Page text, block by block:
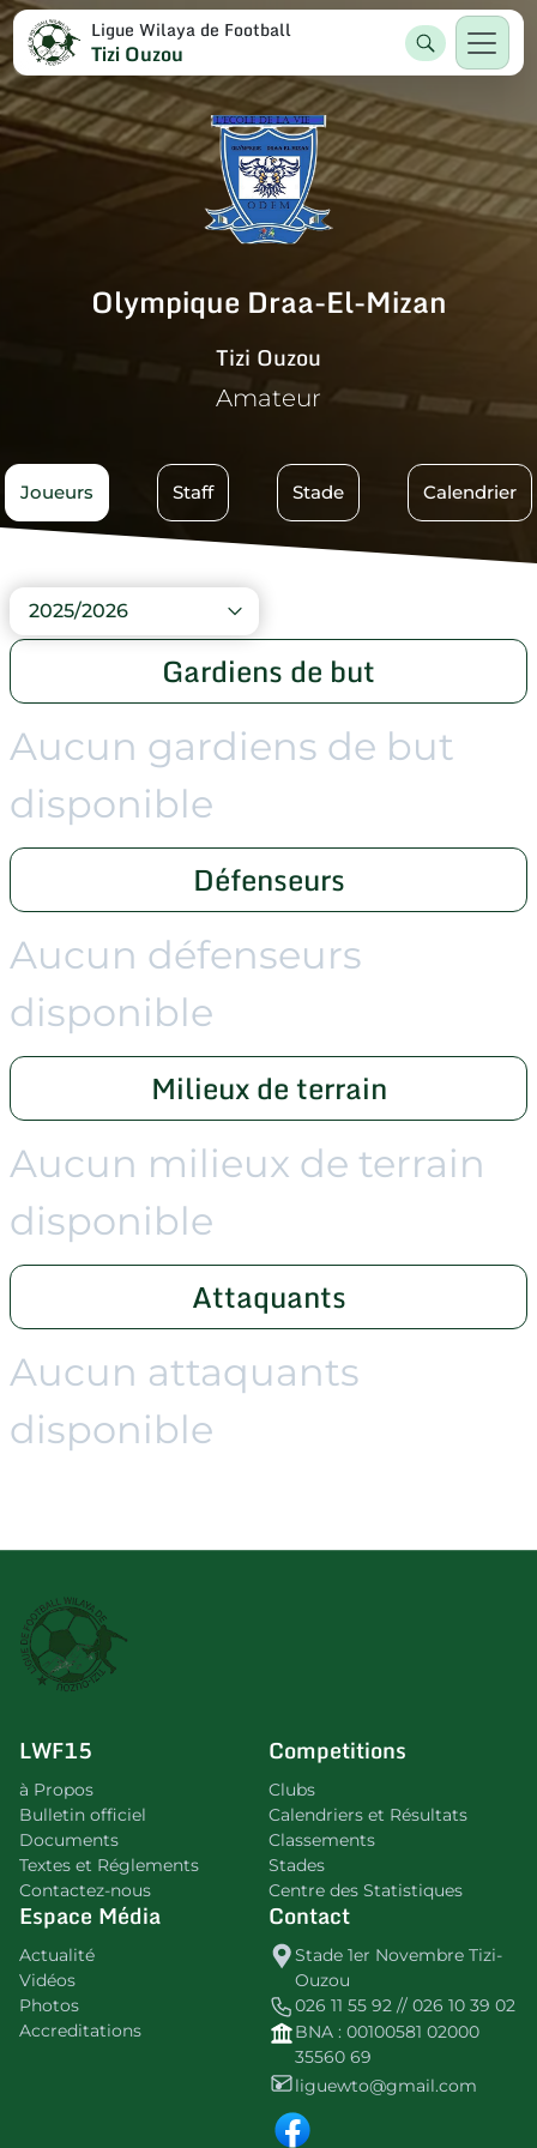
Ligue Wilaya de Football
Tizi Ouzou
Olympique Draa-El-Mizan
Tizi Ouzou
Amateur
Joueurs Staff Stade Calendrier
2025/2026
Gardiens de but
Aucun gardiens de but
disponible
Défenseurs
Aucun défenseurs
disponible
Milieux de terrain
Aucun milieux de terrain
disponible
Attaquants
Aucun attaquants
disponible
LWF15
à Propos
Bulletin officiel
Documents
Textes et Réglements
Contactez-nous
Competitions
Clubs
Calendriers et Résultats
Classements
Stades
Centre des Statistiques
Espace Média
Actualité
Vidéos
Photos
Accreditations
Contact
Stade 1er Novembre Tizi-
Ouzou
026 11 55 92 // 026 10 39 02
BNA : 00100581 02000
35560 69
liguewto@gmail.com